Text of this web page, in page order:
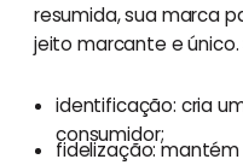
resumida, sua marca
jeito marcante e
identificação: cria
consumidor;
fidelização: